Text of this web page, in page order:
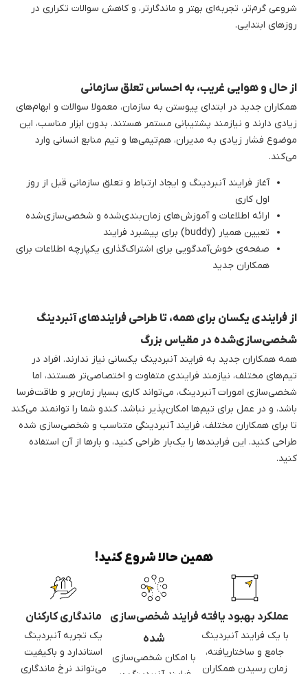
شروعی گرم‌تر، تجربه‌ای بهتر و ماندگارتر، و کاهش سوالات تکراری در
روزهای ابتدایی.
از حال و هوایی غریب، به احساس تعلق سازمانی
همکاران جدید در ابتدای پیوستن به سازمان، معمولا سوالات و ابهام‌های
زیادی دارند و نیازمند پشتیبانی مستمر هستند. بدون ابزار مناسب، این
موضوع فشار زیادی به مدیران، هم‌تیمی‌ها و تیم منابع انسانی وارد
می‌کند.
آغاز فرایند آنبردینگ و ایجاد ارتباط و تعلق سازمانی قبل از روز
اول کاری
ارائه اطلاعات و آموزش‌های زمان‌بندی‌شده و شخصی‌سازی‌شده
تعیین همیار (buddy) برای پیشبرد فرایند
صفحه‌ی خوش‌آمدگویی برای اشتراک‌گذاری یکپارچه اطلاعات برای
همکاران جدید
از فرایندی یکسان برای همه، تا طراحی فرایندهای آنبردینگ
شخصی‌سازی‌شده در مقیاس بزرگ
همه همکاران جدید به فرایند آنبردینگ یکسانی نیاز ندارند. افراد در
تیم‌های مختلف، نیازمند فرایندی متفاوت و اختصاصی‌تر هستند، اما
شخصی‌سازی امورات آنبردینگ، می‌تواند کاری بسیار زمان‌بر و طاقت‌فرسا
باشد، و در عمل برای تیم‌ها امکان‌پذیر نباشد. کندو شما را توانمند می‌کند
تا برای همکاران مختلف، فرایند‌ آنبردینگی متناسب و شخصی‌سازی شده
طراحی کنید. این فرایند‌ها را یک‌بار طراحی کنید، و بارها از آن استفاده
کنید.
همین حالا شروع کنید!
ماندگاری کارکنان
یک تجربه آنبردینگ
استاندارد و باکیفیت
می‌تواند نرخ ماندگاری
فرایند شخصی‌سازی
شده
با امکان شخصی‌سازی
عملکرد بهبود یافته
با یک فرایند آنبردینگ
جامع و ساختاریافته،
زمان رسیدن همکاران